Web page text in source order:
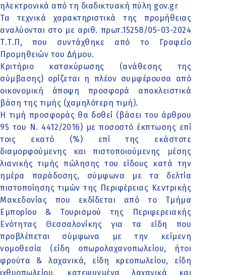
ηλεκτρονικά από τη διαδικτυακή πύλη gov.gr
Τα τεχνικά χαρακτηριστικά της προμήθειας
αναλύονται στο με αριθ. πρωτ.15258/05-03-2024
Τ.Τ.Π, που συντάχθηκε από το Γραφείο
Προμηθειών του Δήμου.
Κριτήριο κατακύρωσης (ανάθεσης της
σύμβασης) ορίζεται η πλέον συμφέρουσα από
οικονομική άποψη προσφορά αποκλειστικά
βάση της τιμής (χαμηλότερη τιμή).
H τιμή προσφοράς θα δοθεί (βάσει του άρθρου
95 του Ν. 4412/2016) με ποσοστό έκπτωσης επί
τοις εκατό (%) επί της εκάστοτε
διαμορφούμενης και πιστοποιούμενης μέσης
λιανικής τιμής πώλησης του είδους κατά την
ημέρα παράδοσης, σύμφωνα με τα δελτία
πιστοποίησης τιμών της Περιφέρειας Κεντρικής
Μακεδονίας που εκδίδεται από το Τμήμα
Εμπορίου & Τουρισμού της Περιφερειακής
Ενότητας Θεσσαλονίκης για τα είδη που
προβλέπεται σύμφωνα με την κείμενη
νομοθεσία (είδη οπωρολαχανοπωλείου, ήτοι
φρούτα & λαχανικά, είδη κρεοπωλείου, είδη
ιχθυοπωλείου, κατεψυγμένα λαχανικά και